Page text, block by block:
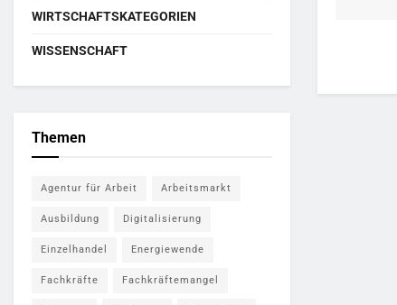
WIRTSCHAFTSKATEGORIEN
WISSENSCHAFT
Themen
Agentur für Arbeit Arbeitsmarkt
Ausbildung Digitalisierung
Einzelhandel Energiewende
Fachkräfte Fachkräftemangel